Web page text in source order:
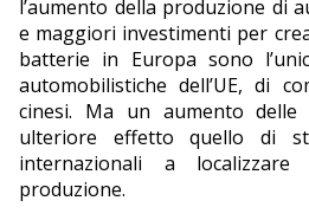
l’aumento della produzione di
e maggiori investimenti per
batterie in Europa sono
automobilistiche dell’UE, di
cinesi. Ma un aumento delle
ulteriore effetto quello di
internazionali a
produzione.